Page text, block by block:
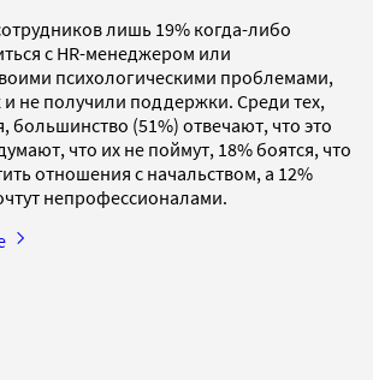
лишь 19% когда-либо
с HR-менеджером или
психологическими проблемами,
и не получили поддержки. Среди тех,
большинство (51%) отвечают, что это
что их не поймут, 18% боятся, что
отношения с начальством, а 12%
непрофессионалами.